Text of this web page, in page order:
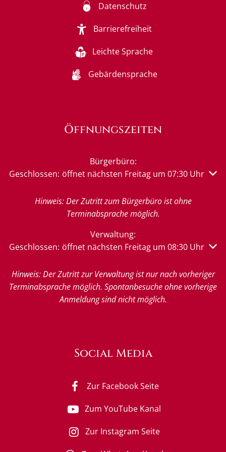
Datenschutz
Barrierefreiheit
Leichte Sprache
Gebärdensprache
Öffnungszeiten
Bürgerbüro:
Klicken, um weitere Öffnungs- oder Schließzeiten
Geschlossen: öffnet nächsten Freitag um 07:30 Uhr
Hinweis: Der Zutritt zum Bürgerbüro ist ohne
Terminabsprache möglich.
Verwaltung:
Klicken, um weitere Öffnungs- oder Schließzeiten
Geschlossen: öffnet nächsten Freitag um 08:30 Uhr
Hinweis: Der Zutritt zur Verwaltung ist nur nach vorheriger
Terminabsprache möglich. Spontanbesuche ohne vorherige
Anmeldung sind nicht möglich.
Social Media
Zur Facebook Seite
Zum YouTube Kanal
Zur Instagram Seite